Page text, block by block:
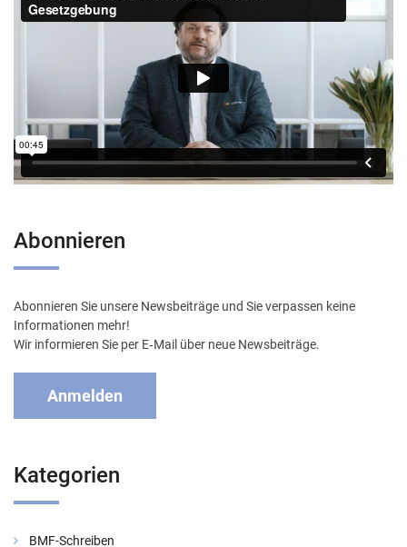
Abonnieren
Abonnieren Sie unsere Newsbeiträge und Sie verpassen keine
Informationen mehr!
Wir informieren Sie per E‑Mail über neue Newsbeiträge.
Anmelden
Kategorien
BMF-Schreiben